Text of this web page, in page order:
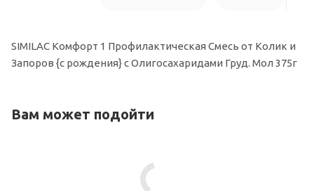
SIMILAC Комфорт 1 Профилактическая Смесь от Колик и
Запоров {с рождения} с Олигосахаридами Груд. Мол 375г
Вам может подойти